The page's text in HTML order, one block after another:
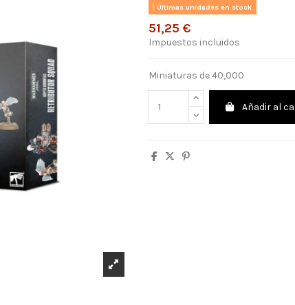
Últimas unidades en stock
51,25 €
Impuestos incluidos
Miniaturas de 40,000
Añadir al